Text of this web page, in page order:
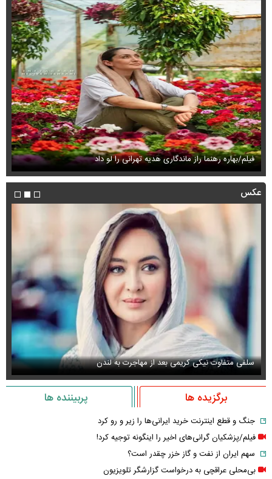
فیلم/بهاره رهنما راز ماندگاری هدیه تهرانی را لو داد
عکس
سلفی متفاوت نیکی کریمی بعد از مهاجرت به لندن
برگزیده ها پربیننده ها
جنگ و قطع اینترنت خرید ایرانی‌ها را زیر و رو کرد
فیلم/پزشکیان گرانی‌های اخیر را اینگونه توجیه کرد!
سهم ایران از نفت و گاز خزر چقدر است؟
بی‌محلی عراقچی به درخواست گزارشگر تلویزیون